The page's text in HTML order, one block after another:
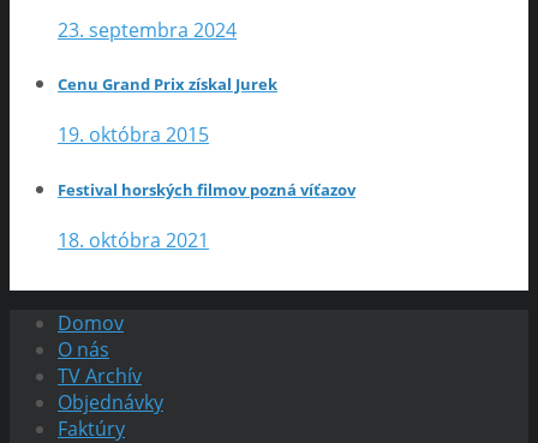
23. septembra 2024
Cenu Grand Prix získal Jurek
19. októbra 2015
Festival horských filmov pozná víťazov
18. októbra 2021
Domov
O nás
TV Archív
Objednávky
Faktúry